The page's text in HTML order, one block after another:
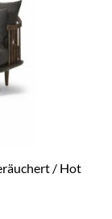
/ Hot